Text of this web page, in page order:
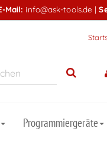
Mail: info@ask-tools.de |
Programmiergeräte